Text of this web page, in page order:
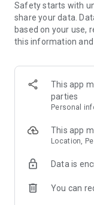
• Reserveer in
• Veilig en
bagage
• Betaal alleen voor
Zo werkt het:
Download de app
Registreer binnen
Vind een Cargoroo
Scan en rij weg
🚲 Uitbreiding naar
Safety starts with
share your data.
based on your use,
this information
This app
parties
Personal
This app
Location,
Data is
You can